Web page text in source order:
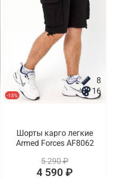
-13%
8
16
Шорты карго легкие
Armed Forces AF8062
5 290 ₽
4 590 ₽